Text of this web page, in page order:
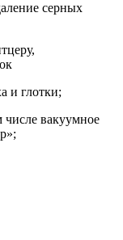
серных
и глотки;
вакуумное